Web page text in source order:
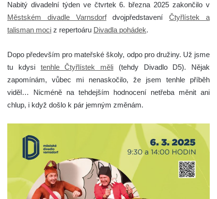
Nabitý divadelní týden ve čtvrtek 6. března 2025 zakončilo v
Městském divadle VarnsdorfdvojpředstaveníČtyřlístek a
talisman moci z repertoáru Divadla pohádek.
Dopo především pro mateřské školy, odpo pro družiny. Už jsme
tu kdysi tenhle Čtyřlístek měli (tehdy Divadlo D5). Nějak
zapomínám, vůbec mi nenaskočilo, že jsem tenhle příběh
viděl… Nicméně na tehdejším hodnocení netřeba měnit ani
chlup, i když došlo k pár jemným změnám.